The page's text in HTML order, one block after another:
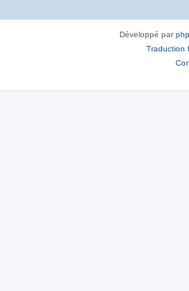
Développé par
Traduction